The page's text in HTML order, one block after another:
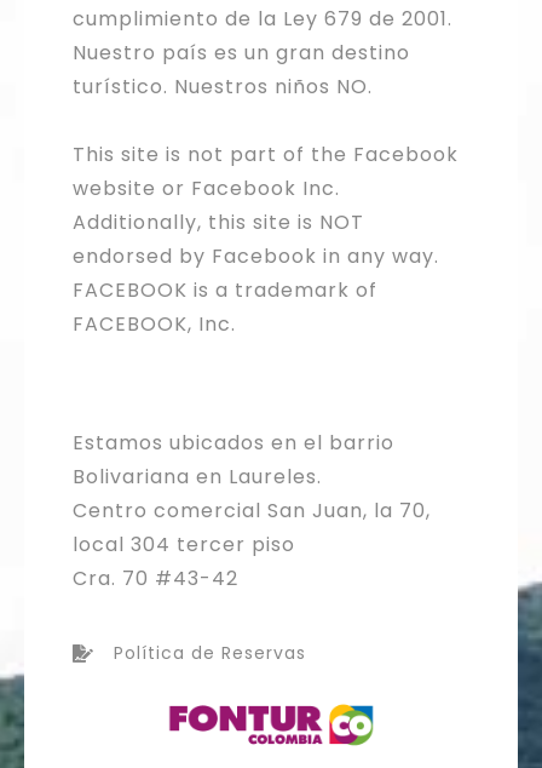
cumplimiento de la Ley 679 de 2001.
Nuestro país es un gran destino
turístico. Nuestros niños NO.
This site is not part of the Facebook
website or Facebook Inc.
Additionally, this site is NOT
endorsed by Facebook in any way.
FACEBOOK is a trademark of
FACEBOOK, Inc.
Estamos ubicados en el barrio
Bolivariana en Laureles.
Centro comercial San Juan, la 70,
local 304 tercer piso
Cra. 70 #43-42
Política de Reservas